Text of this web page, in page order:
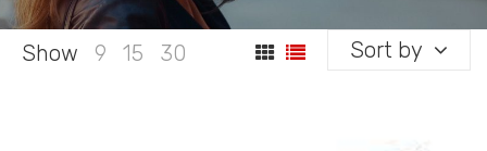
Show 9 15 30 Sort by